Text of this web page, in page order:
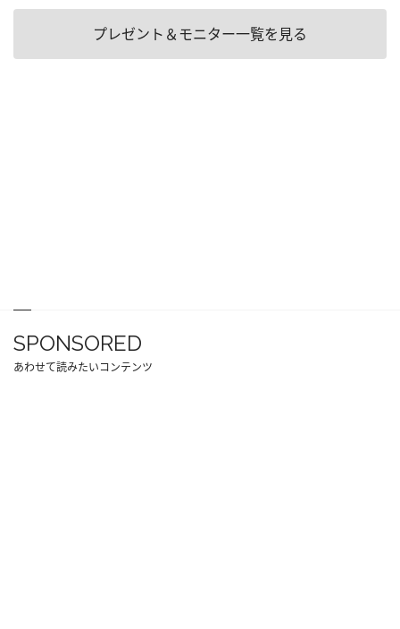
プレゼント＆モニター一覧を見る
SPONSORED
あわせて読みたいコンテンツ